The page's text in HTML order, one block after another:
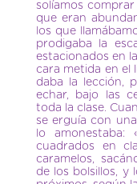
solíamos
que eran
los que
prodigaba la
estacionados en
cara metida en el
daba la lección,
echar, bajo las
toda la clase.
se erguía con
lo
cuadrados en
caramelos,
de los bolsillos, y